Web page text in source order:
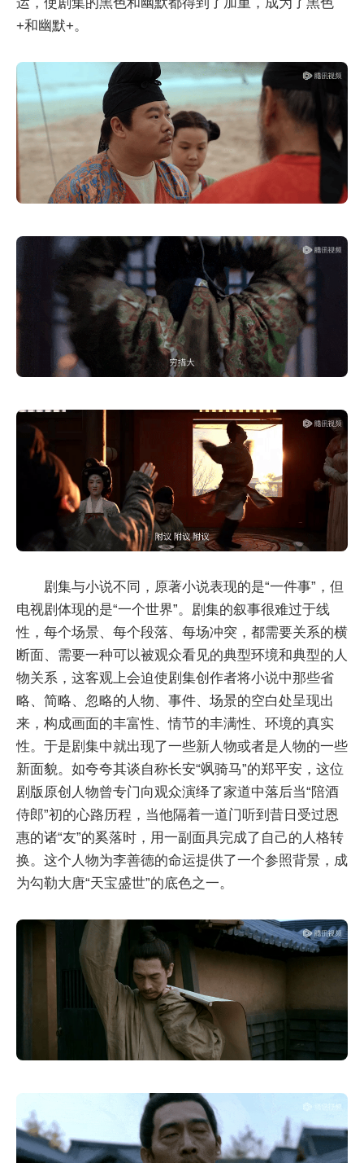
+和幽默+。
剧集与小说不同，原著小说表现的是“一件事”，但
电视剧体现的是“一个世界”。剧集的叙事很难过于线
性，每个场景、每个段落、每场冲突，都需要关系的横
断面、需要一种可以被观众看见的典型环境和典型的人
物关系，这客观上会迫使剧集创作者将小说中那些省
略、简略、忽略的人物、事件、场景的空白处呈现出
来，构成画面的丰富性、情节的丰满性、环境的真实
性。于是剧集中就出现了一些新人物或者是人物的一些
新面貌。如夸夸其谈自称长安“飒骑马”的郑平安，这位
剧版原创人物曾专门向观众演绎了家道中落后当“陪酒
侍郎”初的心路历程，当他隔着一道门听到昔日受过恩
惠的诸“友”的奚落时，用一副面具完成了自己的人格转
换。这个人物为李善德的命运提供了一个参照背景，成
为勾勒大唐“天宝盛世”的底色之一。